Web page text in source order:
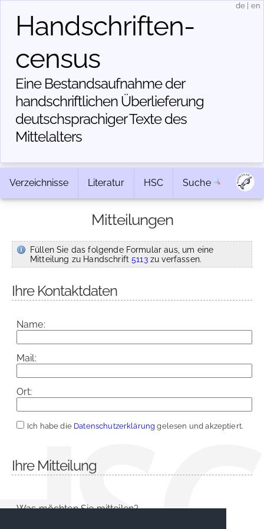
Handschriften­
census
Eine Bestandsaufnahme der
handschriftlichen Über­lieferung
deutschsprachiger Texte des
Mittelalters
de en
Verzeichnisse Literatur HSC Suche
Mitteilungen
Füllen Sie das folgende Formular aus, um eine
Mitteilung zu Handschrift5113zu verfassen.
Ihre Kontaktdaten
Name:
Mail:
Ort:
Ich habe die Datenschutzerklärung gelesen und akzeptiert.
Ihre Mitteilung
Was möchten Sie mitteilen?